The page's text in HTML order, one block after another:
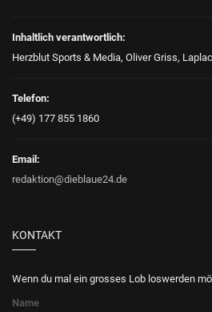
Inhaltlich verantwortlich:
Herzblut Sports & Media, Oliver Griss,
Telefon:
(+49) 177 855 1860
Email:
redaktion@dieblaue24.de
KONTAKT
Wenn du mal ein grosses Lob loswerden
Name